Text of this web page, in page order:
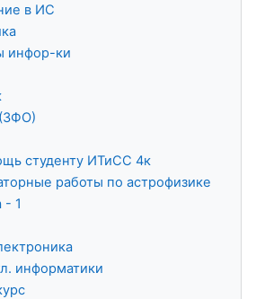
в ИС
инфор-ки
студенту ИТиСС 4к
работы по астрофизике
- 1
информатики